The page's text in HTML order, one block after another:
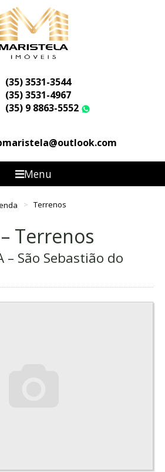
(35) 3531-3544
(35) 3531-4967
(35) 9 8863-5552
Menu
Terrenos
Terrenos
– São Sebastião do